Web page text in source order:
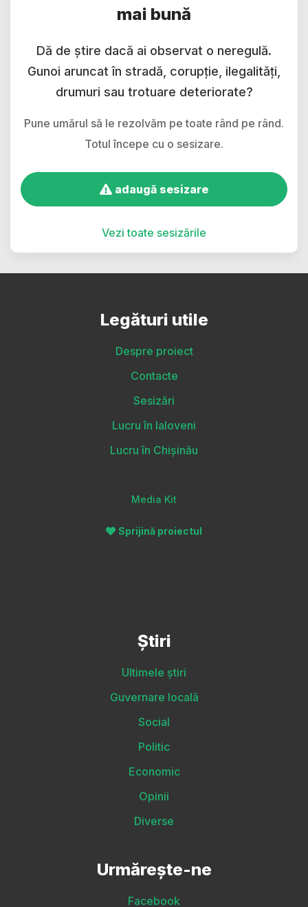
mai bună
Dă de știre dacă ai observat o neregulă.
Gunoi aruncat în stradă, corupție, ilegalități,
drumuri sau trotuare deteriorate?
Pune umărul să le rezolvăm pe toate rând pe rând.
Totul începe cu o sesizare.
adaugă sesizare
Vezi toate sesizările
Legături utile
Despre proiect
Contacte
Sesizări
Lucru în Ialoveni
Lucru în Chișinău
Media Kit
Sprijină proiectul
Știri
Ultimele știri
Guvernare locală
Social
Politic
Economic
Opinii
Diverse
Urmărește-ne
Facebook